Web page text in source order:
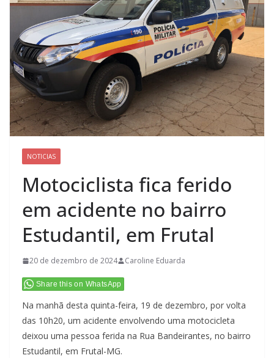
NOTICIAS
Motociclista fica ferido
em acidente no bairro
Estudantil, em Frutal
20 de dezembro de 2024 Caroline Eduarda
Share this on WhatsApp
Na manhã desta quinta-feira, 19 de dezembro, por volta
das 10h20, um acidente envolvendo uma motocicleta
deixou uma pessoa ferida na Rua Bandeirantes, no bairro
Estudantil, em Frutal-MG.